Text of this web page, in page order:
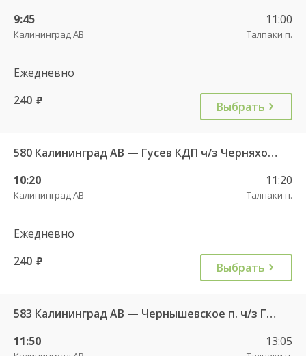
9:45
Калининград АВ
11:00
Талпаки п.
Ежедневно
240 руб. Выбрать
580 Калининград АВ — Гусев КДП ч/з Черняховск АС
10:20
Калининград АВ
11:20
Талпаки п.
Ежедневно
240 руб. Выбрать
583 Калининград АВ — Чернышевское п. ч/з Гвардейск КДП, Черняховск АС
11:50
13:05